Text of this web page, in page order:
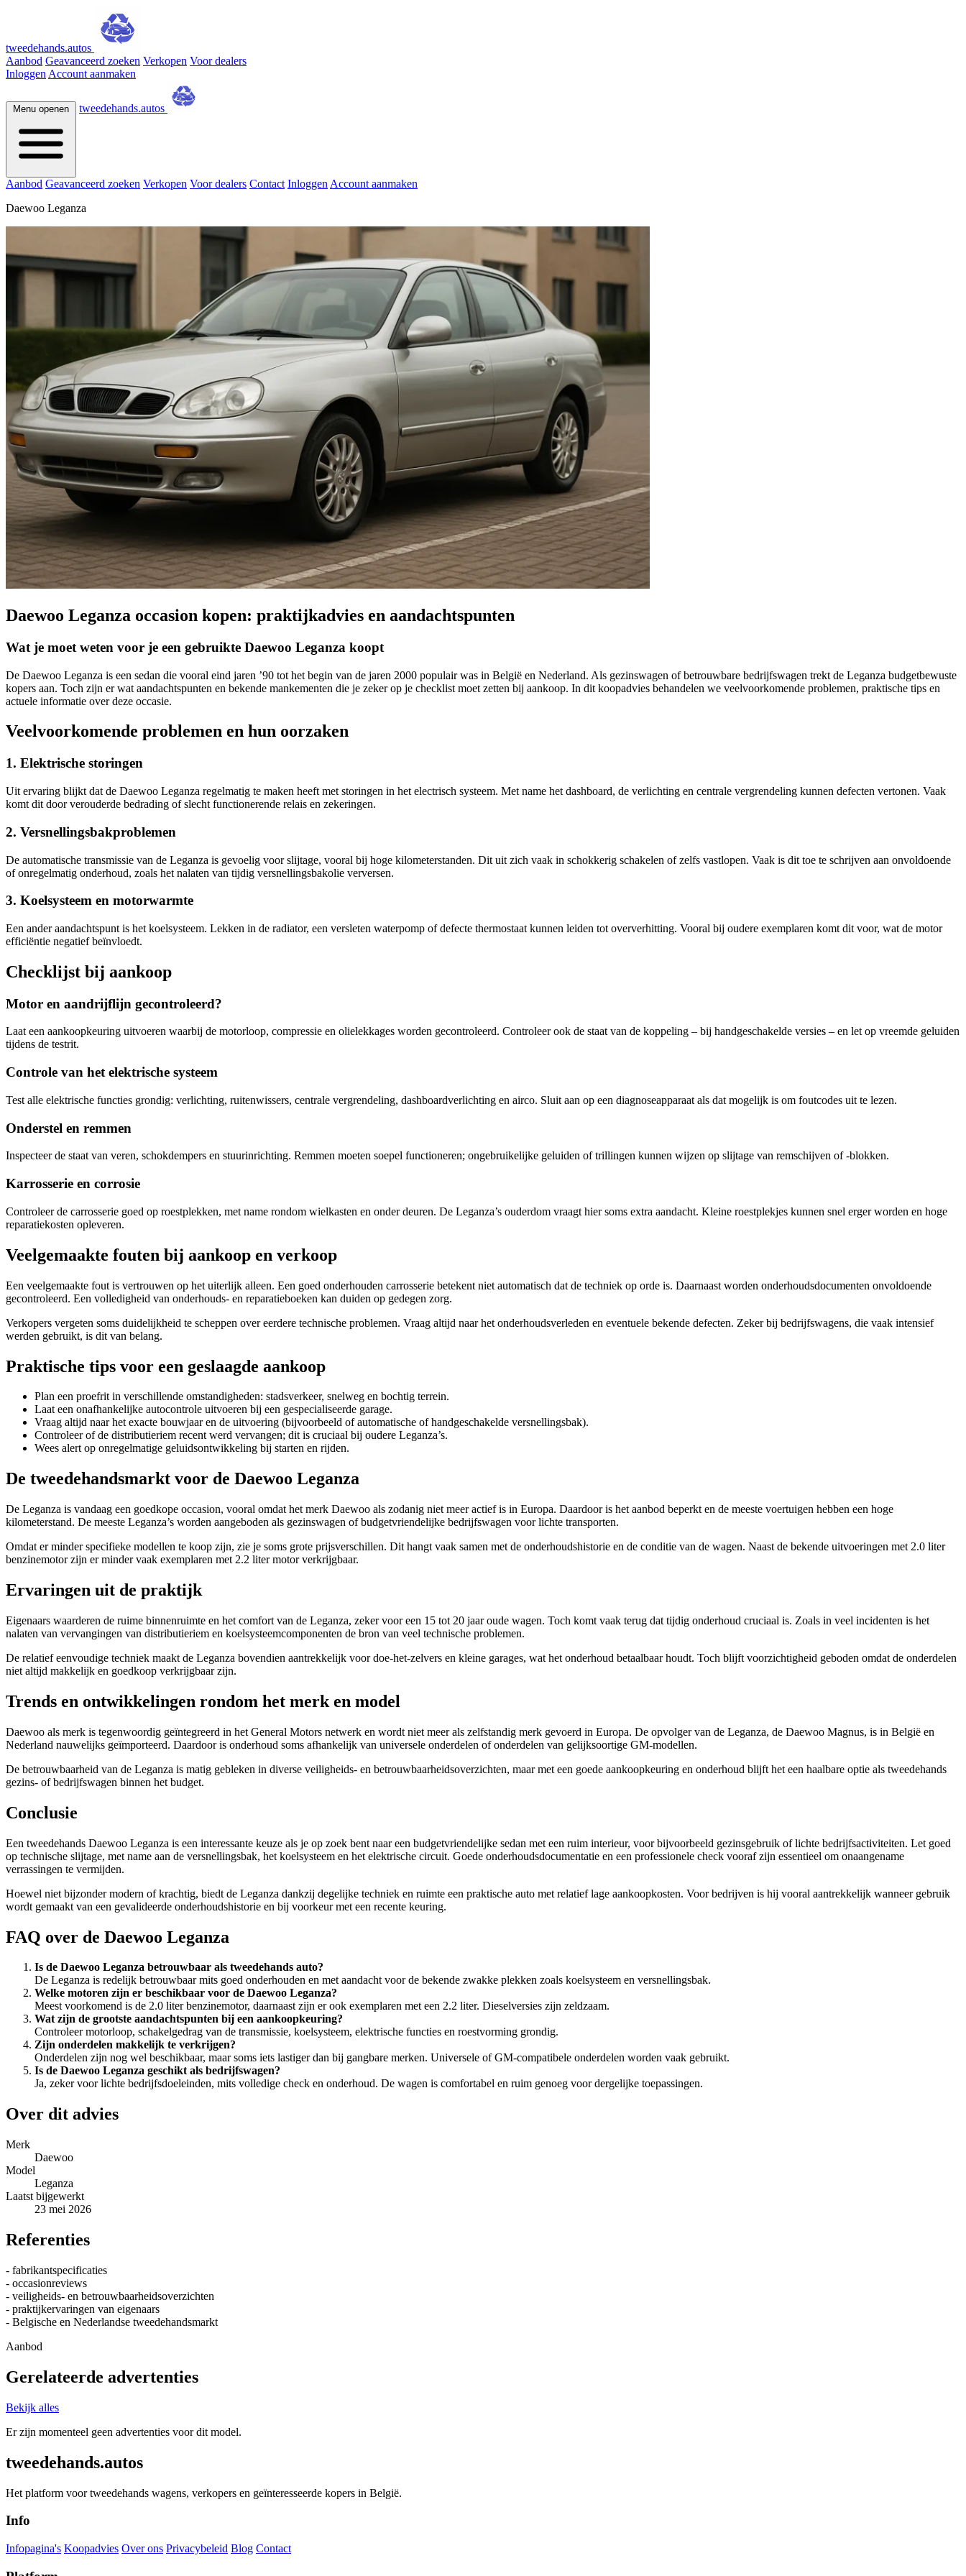
tweedehands.autos
Aanbod Geavanceerd zoeken Verkopen Voor dealers
Inloggen Account aanmaken
Menu openen tweedehands.autos
Aanbod Geavanceerd zoeken Verkopen Voor dealers Contact Inloggen Account aanmaken
Daewoo Leganza
Daewoo Leganza occasion kopen: praktijkadvies en aandachtspunten
Wat je moet weten voor je een gebruikte Daewoo Leganza koopt
De Daewoo Leganza is een sedan die vooral eind jaren ’90 tot het begin van de jaren 2000 populair was in België en Nederland. Als gezinswagen of betrouwbare bedrijfswagen trekt de Leganza budgetbewuste
kopers aan. Toch zijn er wat aandachtspunten en bekende mankementen die je zeker op je checklist moet zetten bij aankoop. In dit koopadvies behandelen we veelvoorkomende problemen, praktische tips en
actuele informatie over deze occasie.
Veelvoorkomende problemen en hun oorzaken
1. Elektrische storingen
Uit ervaring blijkt dat de Daewoo Leganza regelmatig te maken heeft met storingen in het electrisch systeem. Met name het dashboard, de verlichting en centrale vergrendeling kunnen defecten vertonen. Vaak
komt dit door verouderde bedrading of slecht functionerende relais en zekeringen.
2. Versnellingsbakproblemen
De automatische transmissie van de Leganza is gevoelig voor slijtage, vooral bij hoge kilometerstanden. Dit uit zich vaak in schokkerig schakelen of zelfs vastlopen. Vaak is dit toe te schrijven aan onvoldoende
of onregelmatig onderhoud, zoals het nalaten van tijdig versnellingsbakolie verversen.
3. Koelsysteem en motorwarmte
Een ander aandachtspunt is het koelsysteem. Lekken in de radiator, een versleten waterpomp of defecte thermostaat kunnen leiden tot oververhitting. Vooral bij oudere exemplaren komt dit voor, wat de motor
efficiëntie negatief beïnvloedt.
Checklijst bij aankoop
Motor en aandrijflijn gecontroleerd?
Laat een aankoopkeuring uitvoeren waarbij de motorloop, compressie en olielekkages worden gecontroleerd. Controleer ook de staat van de koppeling – bij handgeschakelde versies – en let op vreemde geluiden
tijdens de testrit.
Controle van het elektrische systeem
Test alle elektrische functies grondig: verlichting, ruitenwissers, centrale vergrendeling, dashboardverlichting en airco. Sluit aan op een diagnoseapparaat als dat mogelijk is om foutcodes uit te lezen.
Onderstel en remmen
Inspecteer de staat van veren, schokdempers en stuurinrichting. Remmen moeten soepel functioneren; ongebruikelijke geluiden of trillingen kunnen wijzen op slijtage van remschijven of -blokken.
Karrosserie en corrosie
Controleer de carrosserie goed op roestplekken, met name rondom wielkasten en onder deuren. De Leganza’s ouderdom vraagt hier soms extra aandacht. Kleine roestplekjes kunnen snel erger worden en hoge
reparatiekosten opleveren.
Veelgemaakte fouten bij aankoop en verkoop
Een veelgemaakte fout is vertrouwen op het uiterlijk alleen. Een goed onderhouden carrosserie betekent niet automatisch dat de techniek op orde is. Daarnaast worden onderhoudsdocumenten onvoldoende
gecontroleerd. Een volledigheid van onderhouds- en reparatieboeken kan duiden op gedegen zorg.
Verkopers vergeten soms duidelijkheid te scheppen over eerdere technische problemen. Vraag altijd naar het onderhoudsverleden en eventuele bekende defecten. Zeker bij bedrijfswagens, die vaak intensief
werden gebruikt, is dit van belang.
Praktische tips voor een geslaagde aankoop
Plan een proefrit in verschillende omstandigheden: stadsverkeer, snelweg en bochtig terrein.
Laat een onafhankelijke autocontrole uitvoeren bij een gespecialiseerde garage.
Vraag altijd naar het exacte bouwjaar en de uitvoering (bijvoorbeeld of automatische of handgeschakelde versnellingsbak).
Controleer of de distributieriem recent werd vervangen; dit is cruciaal bij oudere Leganza’s.
Wees alert op onregelmatige geluidsontwikkeling bij starten en rijden.
De tweedehandsmarkt voor de Daewoo Leganza
De Leganza is vandaag een goedkope occasion, vooral omdat het merk Daewoo als zodanig niet meer actief is in Europa. Daardoor is het aanbod beperkt en de meeste voertuigen hebben een hoge
kilometerstand. De meeste Leganza’s worden aangeboden als gezinswagen of budgetvriendelijke bedrijfswagen voor lichte transporten.
Omdat er minder specifieke modellen te koop zijn, zie je soms grote prijsverschillen. Dit hangt vaak samen met de onderhoudshistorie en de conditie van de wagen. Naast de bekende uitvoeringen met 2.0 liter
benzinemotor zijn er minder vaak exemplaren met 2.2 liter motor verkrijgbaar.
Ervaringen uit de praktijk
Eigenaars waarderen de ruime binnenruimte en het comfort van de Leganza, zeker voor een 15 tot 20 jaar oude wagen. Toch komt vaak terug dat tijdig onderhoud cruciaal is. Zoals in veel incidenten is het
nalaten van vervangingen van distributieriem en koelsysteemcomponenten de bron van veel technische problemen.
De relatief eenvoudige techniek maakt de Leganza bovendien aantrekkelijk voor doe-het-zelvers en kleine garages, wat het onderhoud betaalbaar houdt. Toch blijft voorzichtigheid geboden omdat de onderdelen
niet altijd makkelijk en goedkoop verkrijgbaar zijn.
Trends en ontwikkelingen rondom het merk en model
Daewoo als merk is tegenwoordig geïntegreerd in het General Motors netwerk en wordt niet meer als zelfstandig merk gevoerd in Europa. De opvolger van de Leganza, de Daewoo Magnus, is in België en
Nederland nauwelijks geïmporteerd. Daardoor is onderhoud soms afhankelijk van universele onderdelen of onderdelen van gelijksoortige GM-modellen.
De betrouwbaarheid van de Leganza is matig gebleken in diverse veiligheids- en betrouwbaarheidsoverzichten, maar met een goede aankoopkeuring en onderhoud blijft het een haalbare optie als tweedehands
gezins- of bedrijfswagen binnen het budget.
Conclusie
Een tweedehands Daewoo Leganza is een interessante keuze als je op zoek bent naar een budgetvriendelijke sedan met een ruim interieur, voor bijvoorbeeld gezinsgebruik of lichte bedrijfsactiviteiten. Let goed
op technische slijtage, met name aan de versnellingsbak, het koelsysteem en het elektrische circuit. Goede onderhoudsdocumentatie en een professionele check vooraf zijn essentieel om onaangename
verrassingen te vermijden.
Hoewel niet bijzonder modern of krachtig, biedt de Leganza dankzij degelijke techniek en ruimte een praktische auto met relatief lage aankoopkosten. Voor bedrijven is hij vooral aantrekkelijk wanneer gebruik
wordt gemaakt van een gevalideerde onderhoudshistorie en bij voorkeur met een recente keuring.
FAQ over de Daewoo Leganza
Is de Daewoo Leganza betrouwbaar als tweedehands auto?
De Leganza is redelijk betrouwbaar mits goed onderhouden en met aandacht voor de bekende zwakke plekken zoals koelsysteem en versnellingsbak.
Welke motoren zijn er beschikbaar voor de Daewoo Leganza?
Meest voorkomend is de 2.0 liter benzinemotor, daarnaast zijn er ook exemplaren met een 2.2 liter. Dieselversies zijn zeldzaam.
Wat zijn de grootste aandachtspunten bij een aankoopkeuring?
Controleer motorloop, schakelgedrag van de transmissie, koelsysteem, elektrische functies en roestvorming grondig.
Zijn onderdelen makkelijk te verkrijgen?
Onderdelen zijn nog wel beschikbaar, maar soms iets lastiger dan bij gangbare merken. Universele of GM-compatibele onderdelen worden vaak gebruikt.
Is de Daewoo Leganza geschikt als bedrijfswagen?
Ja, zeker voor lichte bedrijfsdoeleinden, mits volledige check en onderhoud. De wagen is comfortabel en ruim genoeg voor dergelijke toepassingen.
Over dit advies
Merk
Daewoo
Model
Leganza
Laatst bijgewerkt
23 mei 2026
Referenties
- fabrikantspecificaties
- occasionreviews
- veiligheids- en betrouwbaarheidsoverzichten
- praktijkervaringen van eigenaars
- Belgische en Nederlandse tweedehandsmarkt
Aanbod
Gerelateerde advertenties
Bekijk alles
Er zijn momenteel geen advertenties voor dit model.
tweedehands.autos
Het platform voor tweedehands wagens, verkopers en geïnteresseerde kopers in België.
Info
Infopagina's Koopadvies Over ons Privacybeleid Blog Contact